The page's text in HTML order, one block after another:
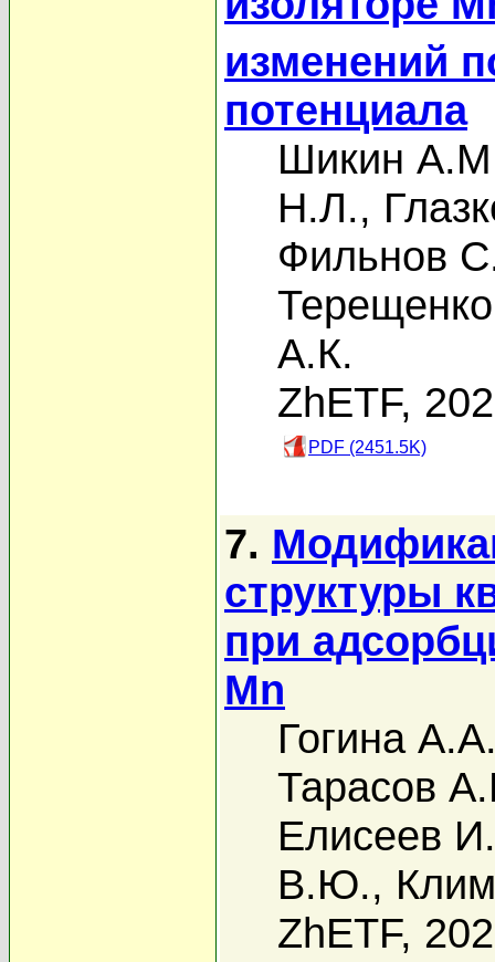
изменений
потенциала
Шикин
Н.Л.,
Фильнов
А.К.
ZhETF,
PDF (2451.5K)
7.
структуры
при
Mn
Гогина
Тарасов
Елисеев
В.Ю.,
ZhETF,